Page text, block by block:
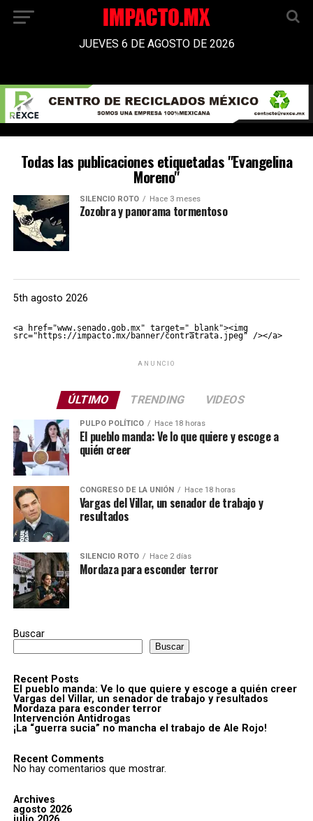
JUEVES 6 DE AGOSTO DE 2026
Todas las publicaciones etiquetadas "Evangelina
Moreno"
SILENCIO ROTO Hace 3 meses
Zozobra y panorama tormentoso
5th agosto 2026
<a href="www.senado.gob.mx" target="_blank"><img
src="https://impacto.mx/banner/contratrata.jpeg" /></a>
ANUNCIO
ÚLTIMO TRENDING VIDEOS
PULPO POLÍTICO Hace 18 horas
El pueblo manda: Ve lo que quiere y escoge a
quién creer
CONGRESO DE LA UNIÓN Hace 18 horas
Vargas del Villar, un senador de trabajo y
resultados
SILENCIO ROTO Hace 2 días
Mordaza para esconder terror
Buscar
Buscar
Recent Posts
El pueblo manda: Ve lo que quiere y escoge a quién creer
Vargas del Villar, un senador de trabajo y resultados
Mordaza para esconder terror
Intervención Antidrogas
¡La “guerra sucia” no mancha el trabajo de Ale Rojo!
Recent Comments
No hay comentarios que mostrar.
Archives
agosto 2026